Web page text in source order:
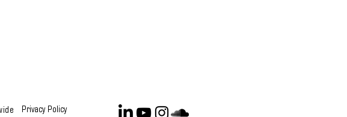
Privacy Policy